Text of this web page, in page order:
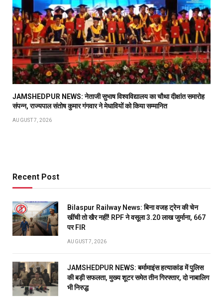
JAMSHEDPUR NEWS: नेताजी सुभाष विश्वविद्यालय का चौथा दीक्षांत समारोह
संपन्न, राज्यपाल संतोष कुमार गंगवार ने मेधावियों को किया सम्मानित
AUGUST 7, 2026
Recent Post
Bilaspur Railway News: बिना वजह ट्रेन की चेन
खींची तो खैर नहीं! RPF ने वसूला 3.20 लाख जुर्माना, 667
पर FIR
AUGUST 7, 2026
JAMSHEDPUR NEWS: बर्मामाइंस हत्याकांड में पुलिस
की बड़ी सफलता, मुख्य शूटर समेत तीन गिरफ्तार, दो नाबालिग
भी निरुद्ध